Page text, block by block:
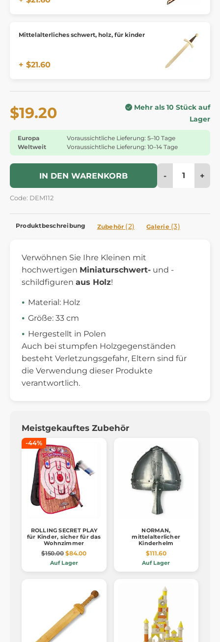
Mittelalterliches schwert, holz, für kinder
+ $21.60
$19.20
Mehr als 10 Stück auf
Lager
Europa
Voraussichtliche Lieferung: 5–10 Tage
Weltweit
Voraussichtliche Lieferung: 10–14 Tage
IN DEN WARENKORB - +
Code: DEM112
Produktbeschreibung Zubehör (2) Galerie (3)
Verwöhnen Sie Ihre Kleinen mit
hochwertigen Miniaturschwert- und -
schildfiguren aus Holz!
Material: Holz
Größe: 33 cm
Hergestellt in Polen
Auch bei stumpfen Holzgegenständen
besteht Verletzungsgefahr, Eltern sind für
die Verwendung dieser Produkte
verantwortlich.
Meistgekauftes Zubehör
-44%
ROLLING SECRET PLAY
für Kinder, sicher für das
Wohnzimmer
$150.00 $84.00
Auf Lager
NORMAN,
mittelalterlicher
Kinderhelm
$111.60
Auf Lager